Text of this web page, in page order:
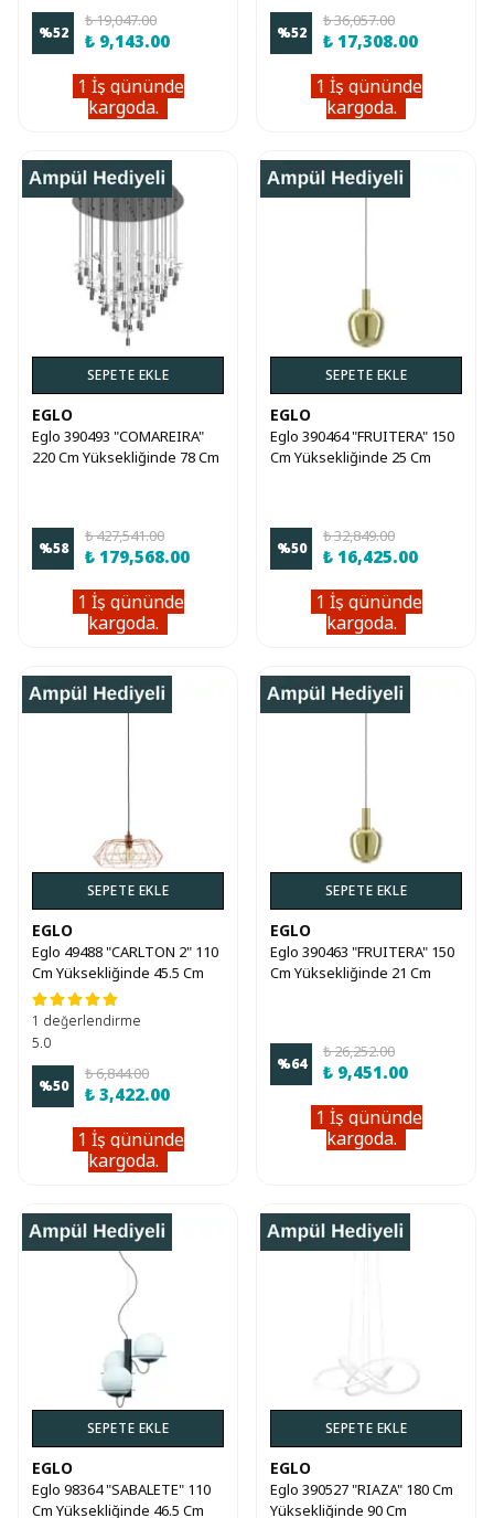
%52
₺ 19,047.00
₺ 9,143.00
1 İş gününde
kargoda.
%52
₺ 36,057.00
₺ 17,308.00
1 İş gününde
kargoda.
SEPETE EKLE
EGLO
Eglo 390493 "COMAREIRA"
220 Cm Yüksekliğinde 78 Cm
%58
₺ 427,541.00
₺ 179,568.00
1 İş gününde
kargoda.
SEPETE EKLE
EGLO
Eglo 390464 "FRUITERA" 150
Cm Yüksekliğinde 25 Cm
%50
₺ 32,849.00
₺ 16,425.00
1 İş gününde
kargoda.
SEPETE EKLE
EGLO
Eglo 49488 "CARLTON 2" 110
Cm Yüksekliğinde 45.5 Cm
Çapında Çelik Sarkıt Avize
1 değerlendirme
5.0
%50
₺ 6,844.00
₺ 3,422.00
1 İş gününde
kargoda.
SEPETE EKLE
EGLO
Eglo 390463 "FRUITERA" 150
Cm Yüksekliğinde 21 Cm
%64
₺ 26,252.00
₺ 9,451.00
1 İş gününde
kargoda.
SEPETE EKLE
EGLO
Eglo 98364 "SABALETE" 110
Cm Yüksekliğinde 46.5 Cm
SEPETE EKLE
EGLO
Eglo 390527 "RIAZA" 180 Cm
Yüksekliğinde 90 Cm